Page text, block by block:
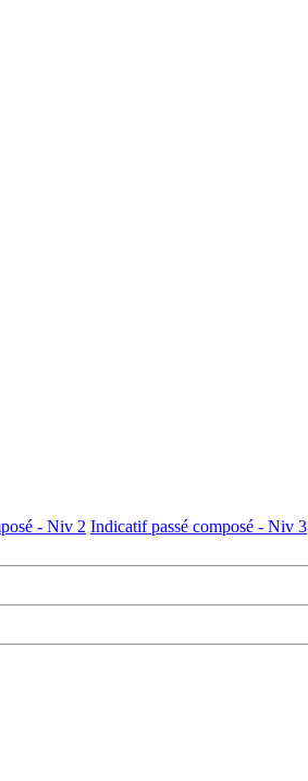
- Niv 2 Indicatif passé composé - Niv 3